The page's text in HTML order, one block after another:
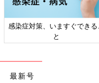
感染症対策、いますぐできる
と
最新号